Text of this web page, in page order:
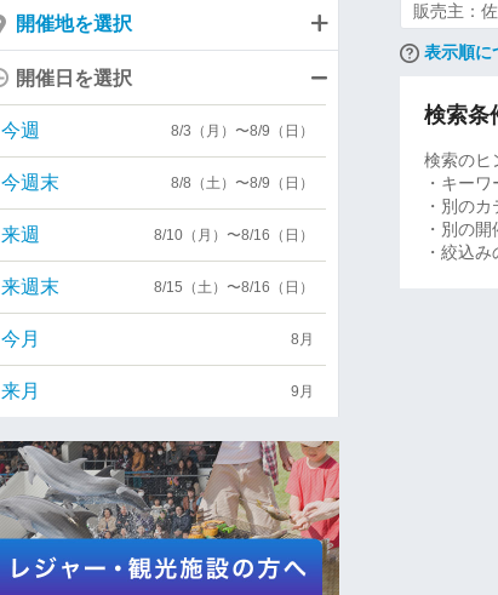
販売主：
表示順に
検索条
検索のヒ
・キー
・別の
・別の
・絞込
開催地を選択
開催日を選択
今週 8/3（月）〜8/9（日）
今週末 8/8（土）〜8/9（日）
来週 8/10（月）〜8/16（日）
来週末 8/15（土）〜8/16（日）
今月 8月
来月 9月